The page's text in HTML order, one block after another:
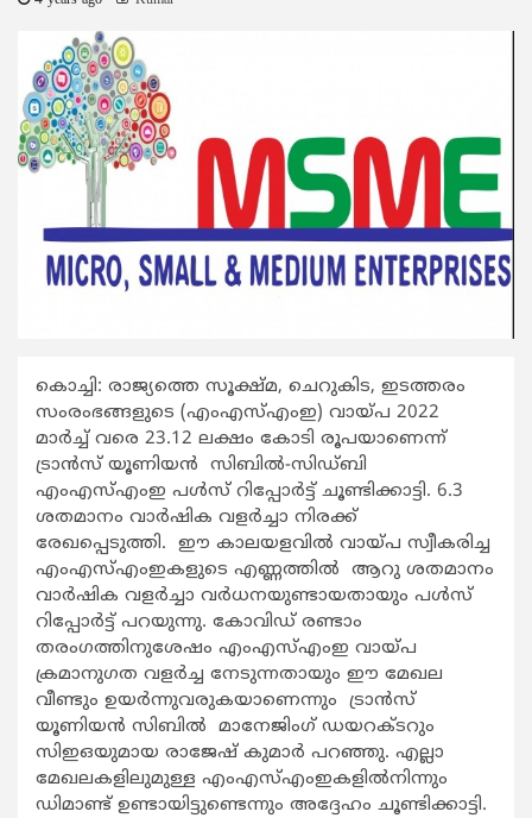
കൊച്ചി: രാജ്യത്തെ സൂക്ഷ്മ, ചെറുകിട, ഇടത്തരം
സംരംഭങ്ങളുടെ (എംഎസ്എംഇ) വായ്പ 2022
മാര്‍ച്ച് വരെ 23.12 ലക്ഷം കോടി രൂപയാണെന്ന്
ട്രാന്‍സ് യൂണിയന്‍ സിബില്‍-സിഡ്ബി
എംഎസ്എംഇ പള്‍സ് റിപ്പോര്‍ട്ട് ചൂണ്ടിക്കാട്ടി. 6.3
ശതമാനം വാര്‍ഷിക വളര്‍ച്ചാ നിരക്ക്
രേഖപ്പെടുത്തി. ഈ കാലയളവില്‍ വായ്പ സ്വീകരിച്ച
എംഎസ്എംഇകളുടെ എണ്ണത്തില്‍ ആറു ശതമാനം
വാര്‍ഷിക വളര്‍ച്ചാ വര്‍ധനയുണ്ടായതായും പള്‍സ്
റിപ്പോര്‍ട്ട് പറയുന്നു. കോവിഡ് രണ്ടാം
തരംഗത്തിനുശേഷം എംഎസ്എംഇ വായ്പ
ക്രമാനുഗത വളര്‍ച്ച നേടുന്നതായും ഈ മേഖല
വീണ്ടും ഉയര്‍ന്നുവരുകയാണെന്നും ട്രാന്‍സ്
യൂണിയന്‍ സിബില്‍ മാനേജിംഗ് ഡയറക്ടറും
സിഇഒയുമായ രാജേഷ് കുമാര്‍ പറഞ്ഞു. എല്ലാ
മേഖലകളിലുമുള്ള എംഎസ്എംഇകളില്‍നിന്നും
ഡിമാണ്ട് ഉണ്ടായിട്ടുണ്ടെന്നും അദ്ദേഹം ചൂണ്ടിക്കാട്ടി.